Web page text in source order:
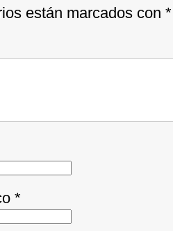
están marcados con *
*